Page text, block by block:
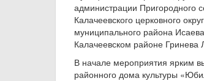
администрации Пригородного
Калачеевского церковного
муниципального района
Калачеевском районе Гринева
В начале мероприятия ярким
районного дома культуры